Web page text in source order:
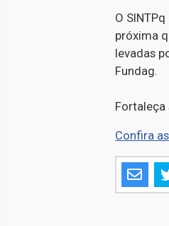
O
próxima
levadas
Fundag.
Fortaleça
Confira